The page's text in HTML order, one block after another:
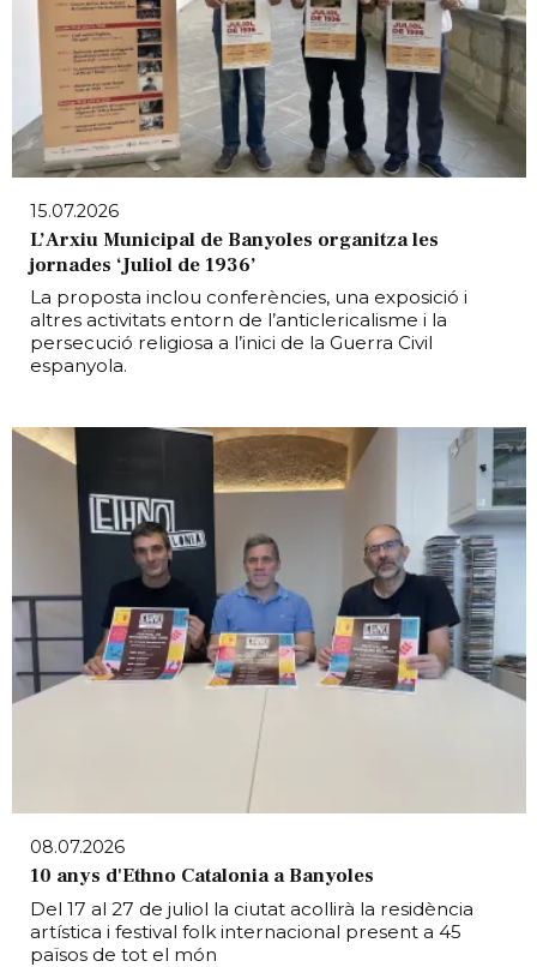
15.07.2026
L’Arxiu Municipal de Banyoles organitza les
jornades ‘Juliol de 1936’
La proposta inclou conferències, una exposició i
altres activitats entorn de l’anticlericalisme i la
persecució religiosa a l’inici de la Guerra Civil
espanyola.
08.07.2026
10 anys d'Ethno Catalonia a Banyoles
Del 17 al 27 de juliol la ciutat acollirà la residència
artística i festival folk internacional present a 45
països de tot el món